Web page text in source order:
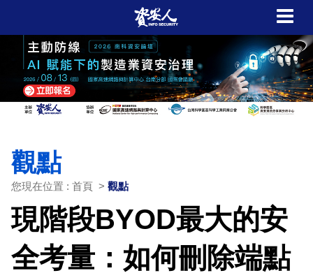
觀點
您現在位置 : 首頁 > 觀點
現階段BYOD最大的安
全考量：如何刪除端點